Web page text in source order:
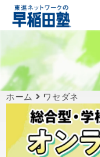
ホーム ワセダネ